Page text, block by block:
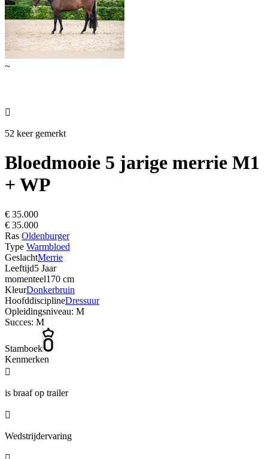
~

52 keer gemerkt
Bloedmooie 5 jarige merrie M1
+ WP
€ 35.000
€ 35.000
Ras Oldenburger
Type Warmbloed
GeslachtMerrie
Leeftijd5 Jaar
momenteel170 cm
KleurDonkerbruin
HoofddisciplineDressuur
Opleidingsniveau: M
Succes: M
Stamboek
Kenmerken

is braaf op trailer

Wedstrijdervaring